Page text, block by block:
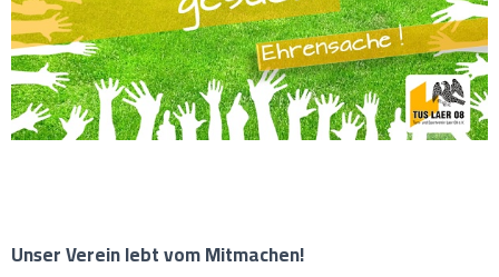
Unser Verein lebt vom Mitmachen!